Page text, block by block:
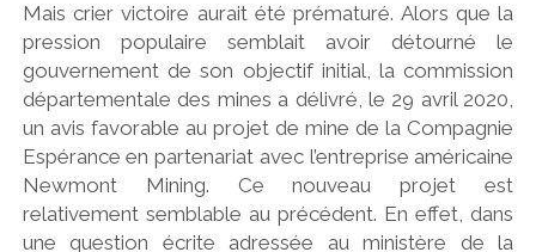
Mais crier victoire aurait été prématuré. Alors que la
pression populaire semblait avoir détourné le
gouvernement de son objectif initial, la commission
départementale des mines a délivré, le 29 avril 2020,
un avis favorable au projet de mine de la Compagnie
Espérance en partenariat avec l’entreprise américaine
Newmont Mining. Ce nouveau projet est
relativement semblable au précédent. En effet, dans
une question écrite adressée au ministère de la